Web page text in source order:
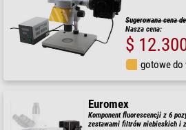
Sugerowana cena
Nasza cena:
$
gotowe do
Euromex
Komponent fluorescencji z 6
zestawami filtrów niebieskich i